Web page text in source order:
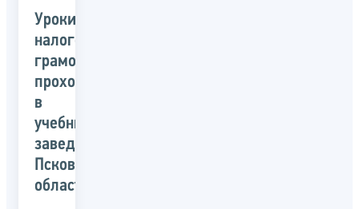
Уроки
налоговой
грамотности
проходят
в
учебных
заведениях
Псковской
области